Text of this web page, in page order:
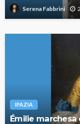
Serena Fabbrini
IPAZIA
Émilie